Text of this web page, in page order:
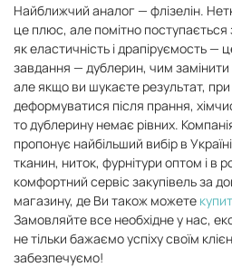
Найближчий аналог — флізелін.
це плюс, але помітно
як еластичність і драпіруємость —
завдання — дублерин, чим
але якщо ви шукаєте результат,
деформуватися після прання,
то дублерину немає рівних.
пропонує найбільший вибір в Україні
тканин, ниток, фурнітури оптом і в
комфортний сервіс закупівель за
магазину, де Ви також можете
Замовляйте все необхідне у нас,
не тільки бажаємо успіху своїм
забезпечуємо!